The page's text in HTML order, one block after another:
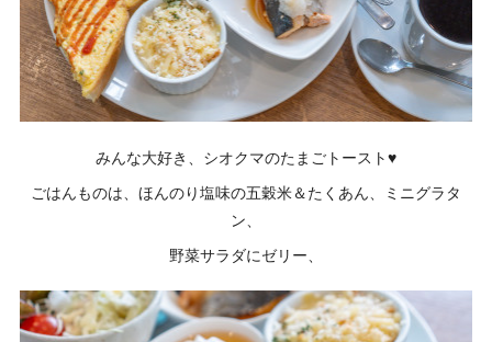
みんな大好き、シオクマのたまごトースト♥
ごはんものは、ほんのり塩味の五穀米＆たくあん、ミニグラタ
ン、
野菜サラダにゼリー、